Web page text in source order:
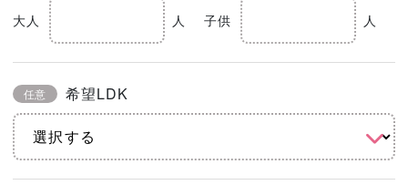
大人 人 子供 人
任意 希望LDK